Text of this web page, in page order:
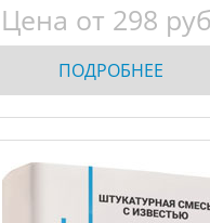
Цена от 298
ПОДРОБНЕЕ